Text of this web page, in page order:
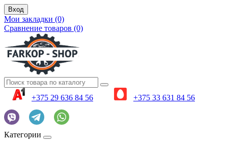
Вход
Мои закладки (0)
Сравнение товаров (0)
+375 29 636 84 56 +375 33 631 84 56
Категории